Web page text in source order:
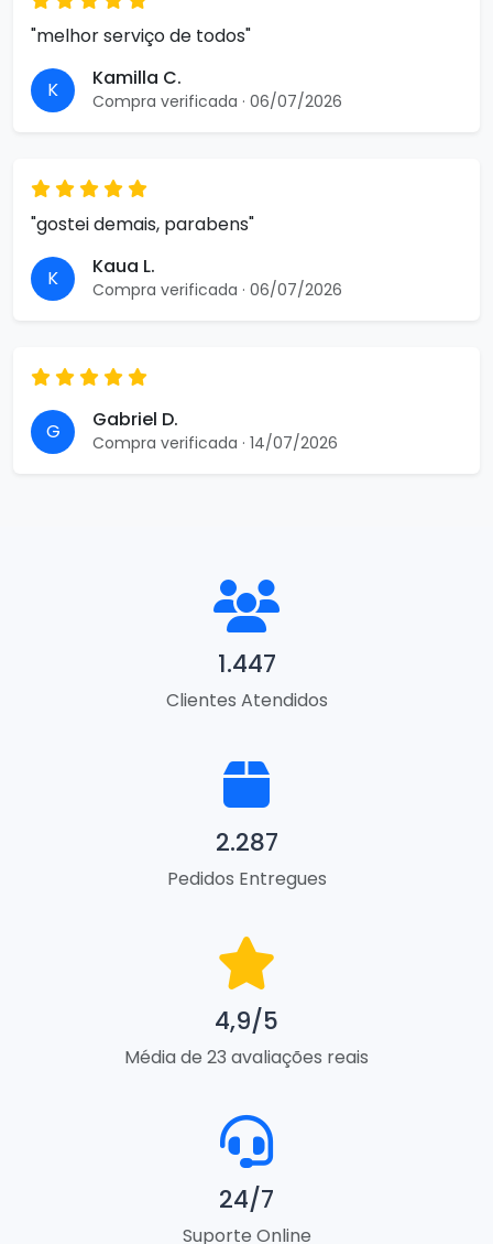
"melhor serviço de todos"
K Kamilla C.
Compra verificada · 06/07/2026
"gostei demais, parabens"
K Kaua L.
Compra verificada · 06/07/2026
G Gabriel D.
Compra verificada · 14/07/2026
1.447
Clientes Atendidos
2.287
Pedidos Entregues
4,9/5
Média de 23 avaliações reais
24/7
Suporte Online